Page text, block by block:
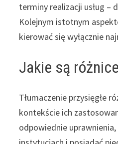
terminy realizacji usług –
Kolejnym istotnym
kierować się wyłącznie
Jakie są
Tłumaczenie przysięgłe
kontekście ich
odpowiednie